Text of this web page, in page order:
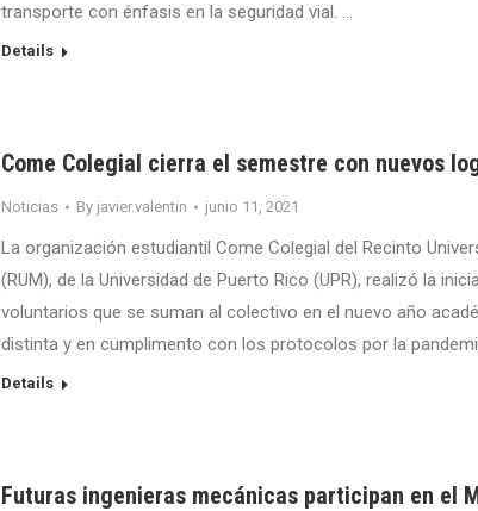
transporte con énfasis en la seguridad vial. …
Details
Come Colegial cierra el semestre con nuevos
Noticias By javier.valentin junio 11, 2021
La organización estudiantil Come Colegial del Recinto
(RUM), de la Universidad de Puerto Rico (UPR), realizó la
voluntarios que se suman al colectivo en el nuevo año
distinta y en cumplimento con los protocolos por la
Details
Futuras ingenieras mecánicas participan en el